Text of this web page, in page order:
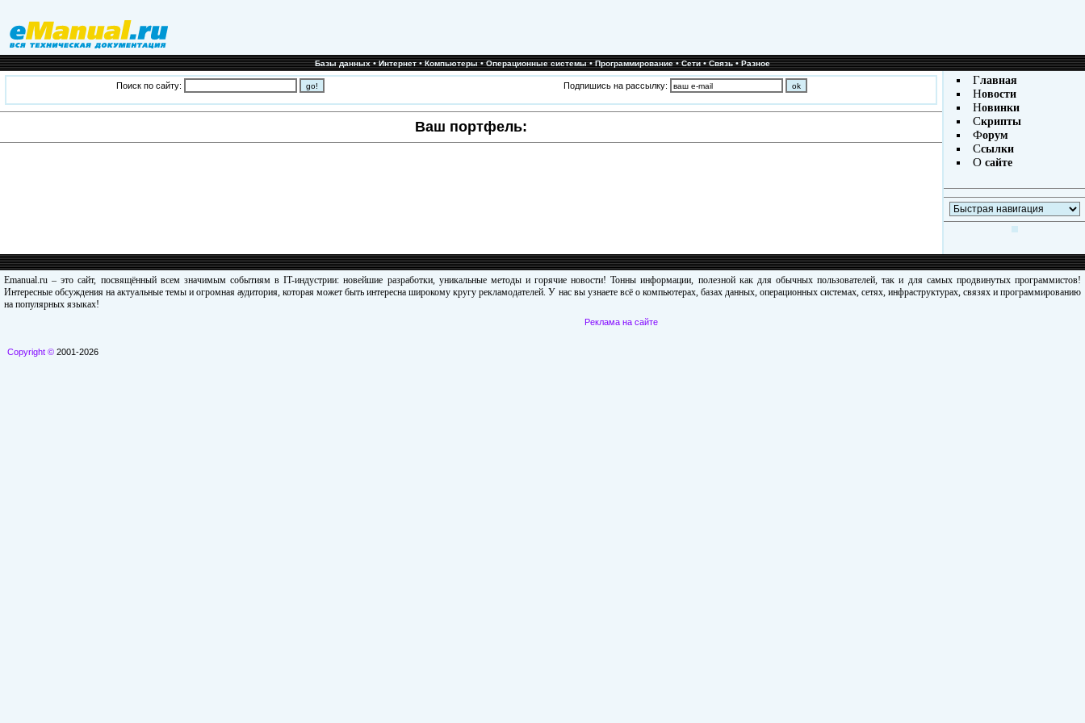
Базы данных•Интернет•Компьютеры•Операционные системы•Программирование•Сети•Связь•Разное
Поиск по сайту: Подпишись на рассылку:
Ваш портфель:
Главная
Новости
Новинки
Скрипты
Форум
Ссылки
Осайте
Emanual.ru – это сайт, посвящённый всем значимым событиям в IT-индустрии: новейшие разработки, уникальные методы и горячие новости! Тонны информации, полезной как для обычных пользователей, так и для самых продвинутых программистов!
Интересные обсуждения на актуальные темы и огромная аудитория, которая может быть интересна широкому кругу рекламодателей. У нас вы узнаете всё о компьютерах, базах данных, операционных системах, сетях, инфраструктурах, связях и программированию
на популярных языках!
Copyright © 2001-2026
Реклама на сайте